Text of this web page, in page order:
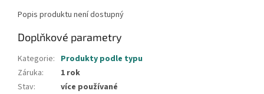
Popis produktu není dostupný
Doplňkové parametry
Kategorie: Produkty podle typu
Záruka:
1 rok
Stav:
více používané